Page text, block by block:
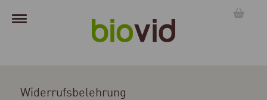
Widerrufsbelehrung